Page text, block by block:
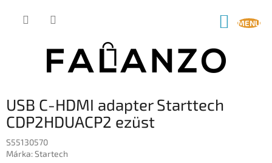
KOSÁR
USB C-HDMI adapter Starttech
CDP2HDUACP2 ezüst
S55130570
Márka:Startech